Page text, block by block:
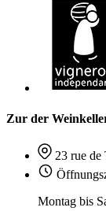
Zur der
23 rue de
Montag bis